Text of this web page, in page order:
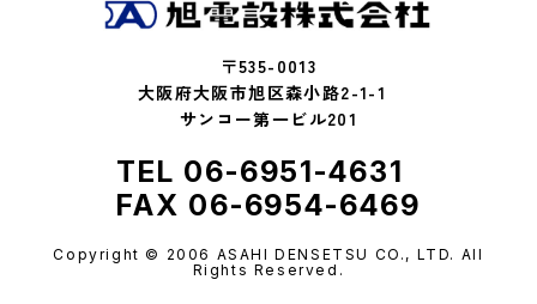
〒535-0013
大阪府大阪市旭区森小路2-1-1
サンコー第一ビル201
TEL 06-6951-4631
FAX 06-6954-6469
Copyright © 2006 ASAHI DENSETSU CO., LTD. All
Rights Reserved.